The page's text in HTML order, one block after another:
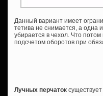
Данный вариант имеет
тетива не снимается, а одна
убирается в чехол. Что потом
подсчетом оборотов при
Лучных перчаток